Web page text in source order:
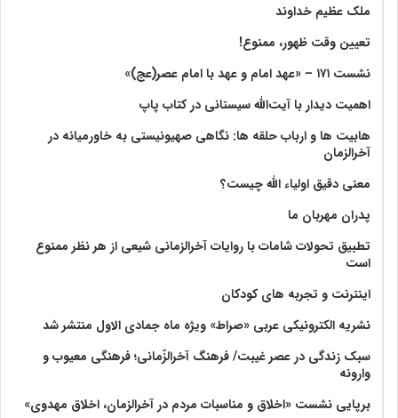
ملک عظیم خداوند
تعیین وقت ظهور، ممنوع!
نشست ۱۷۱ – «عهد امام و عهد با امام عصر(عج)»
اهمیت دیدار با آیت‌الله سیستانی در کتاب پاپ
هابیت ها و ارباب حلقه ها: نگاهی صهیونیستی به خاورمیانه در
آخرالزمان
معنی دقیق اولیاء الله چیست؟
پدران مهربان ما
تطبیق تحولات شامات با روایات آخرالزمانی شیعی از هر نظر ممنوع
است
اینترنت و تجربه های کودکان
نشریه الکترونیکی عربی «صراط» ویژه ماه جمادی الاول منتشر شد
سبک زندگی در عصر غیبت/ فرهنگ آخرالزّمانی؛ فرهنگی معیوب و
وارونه
برپایی نشست «اخلاق و مناسبات مردم در آخرالزمان، اخلاق مهدوی»